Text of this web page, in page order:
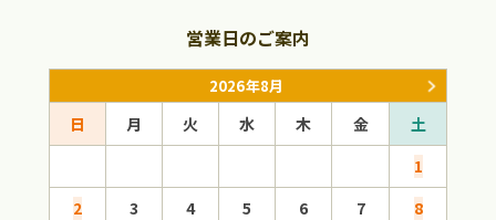
営業日のご案内
2026年8月
日 月 火 水 木 金
土
1
2
3 4 5 6 7
8